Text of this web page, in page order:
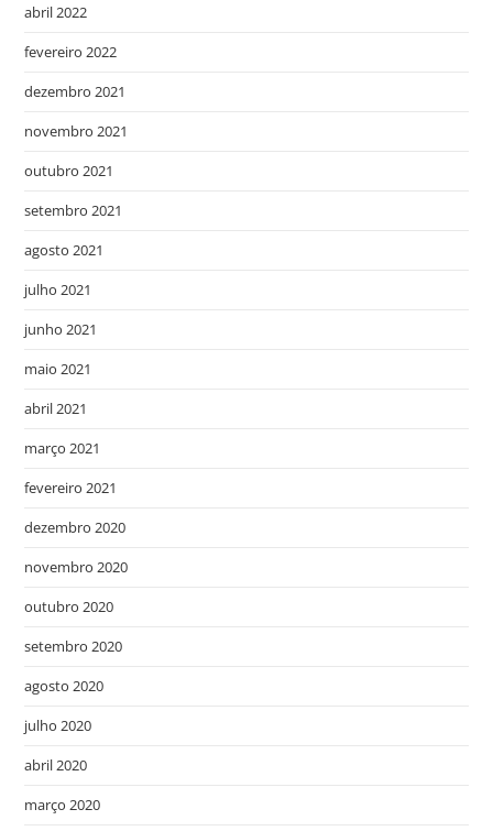
abril 2022
fevereiro 2022
dezembro 2021
novembro 2021
outubro 2021
setembro 2021
agosto 2021
julho 2021
junho 2021
maio 2021
abril 2021
março 2021
fevereiro 2021
dezembro 2020
novembro 2020
outubro 2020
setembro 2020
agosto 2020
julho 2020
abril 2020
março 2020